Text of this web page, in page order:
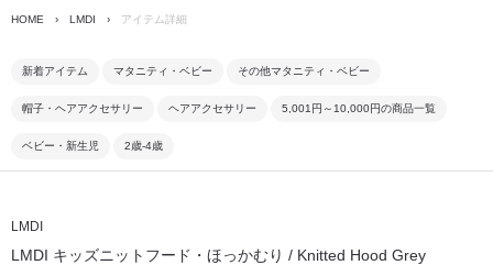
HOME › LMDI › アイテム詳細
新着アイテム マタニティ・ベビー その他マタニティ・ベビー
帽子・ヘアアクセサリー ヘアアクセサリー 5,001円～10,000円の商品一覧
ベビー・新生児 2歳-4歳
LMDI
LMDI キッズニットフード・ほっかむり / Knitted Hood Grey